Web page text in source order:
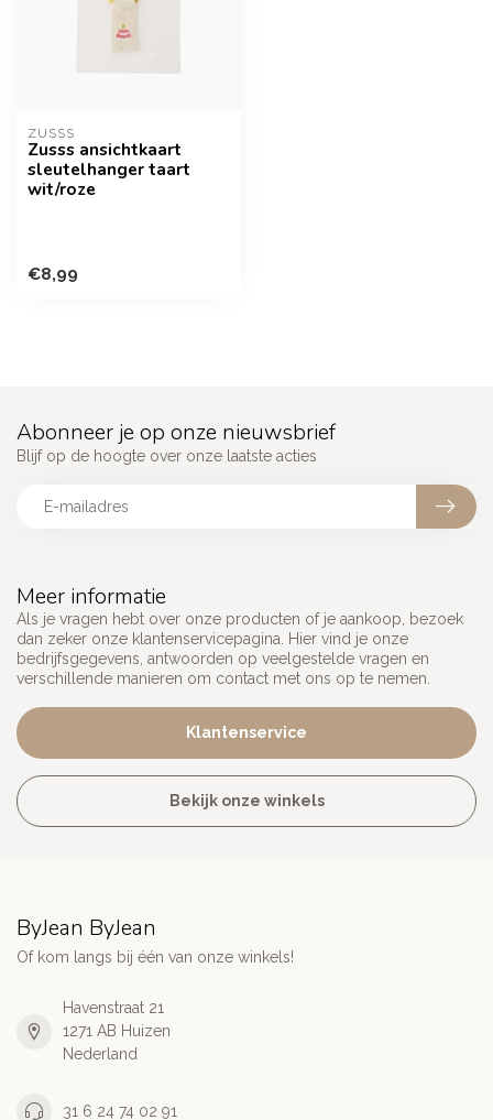
ZUSSS
Zusss ansichtkaart
sleutelhanger taart
wit/roze
€8,99
Meer informatie
Als je vragen hebt over onze producten of je aankoop, bezoek
dan zeker onze klantenservicepagina. Hier vind je onze
bedrijfsgegevens, antwoorden op veelgestelde vragen en
verschillende manieren om contact met ons op te nemen.
Klantenservice
Bekijk onze winkels
Abonneer je op onze nieuwsbrief
Blijf op de hoogte over onze laatste acties
ByJean ByJean
Of kom langs bij één van onze winkels!
Havenstraat 21
1271 AB Huizen
Nederland
31 6 24 74 02 91